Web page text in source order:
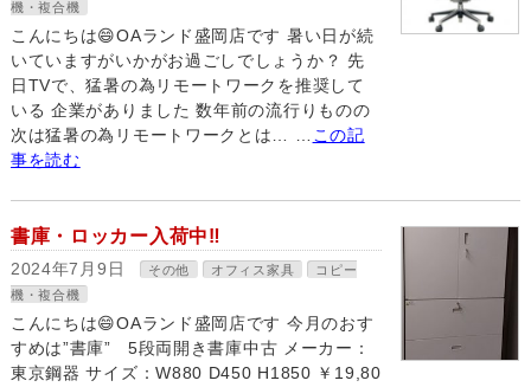
機・複合機
こんにちは😄OAランド盛岡店です 暑い日が続
いていますがいかがお過ごしでしょうか？ 先
日TVで、猛暑の為リモートワークを推奨して
いる 企業がありました 数年前の流行りものの
次は猛暑の為リモートワークとは… …
この記
事を読む
書庫・ロッカー入荷中‼
2024年7月9日 その他 オフィス家具
コピー
機・複合機
こんにちは😄OAランド盛岡店です 今月のおす
すめは”書庫” 5段両開き書庫中古 メーカー：
東京鋼器 サイズ：W880 D450 H1850 ￥19,80